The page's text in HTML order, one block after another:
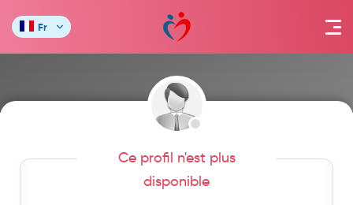
Fr
Ce profil n'est plus
disponible